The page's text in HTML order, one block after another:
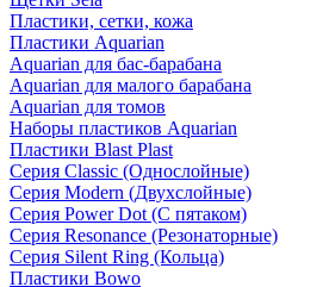
Пластики, сетки, кожа
Пластики Aquarian
Aquarian для бас-барабана
Aquarian для малого барабана
Aquarian для томов
Наборы пластиков Aquarian
Пластики Blast Plast
Серия Classic (Однослойные)
Серия Modern (Двухслойные)
Серия Power Dot (С пятаком)
Серия Resonance (Резонаторные)
Серия Silent Ring (Кольца)
Пластики Bowo